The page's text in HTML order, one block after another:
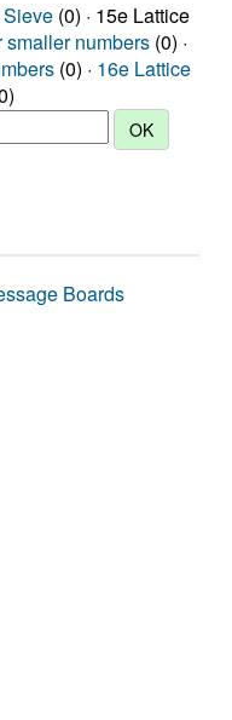
(0) · 15e Lattice
smaller numbers (0) ·
(0) · 16e Lattice
Boards